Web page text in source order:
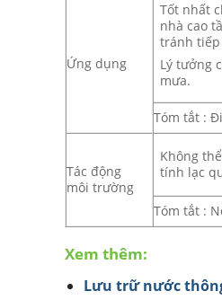
Ứng dụng
Tốt nhất
nhà cao
tránh
Lý tưởng
mưa.
Tóm tắt :
Tác động
môi trường
Không
tính lạc
Tóm tắt :
Xem thêm:
Lưu trữ nước